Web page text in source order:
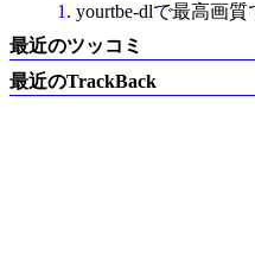
1 . yourtbe-dlで最高画
最近のツッコミ
最近のTrackBack